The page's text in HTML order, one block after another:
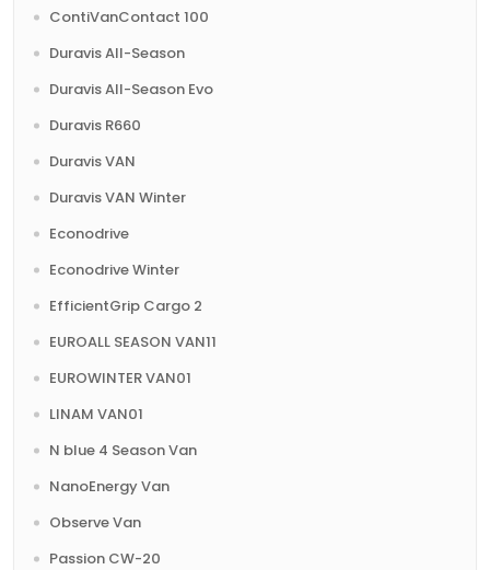
ContiVanContact 100
Duravis All-Season
Duravis All-Season Evo
Duravis R660
Duravis VAN
Duravis VAN Winter
Econodrive
Econodrive Winter
EfficientGrip Cargo 2
EUROALL SEASON VAN11
EUROWINTER VAN01
LINAM VAN01
N blue 4 Season Van
NanoEnergy Van
Observe Van
Passion CW-20